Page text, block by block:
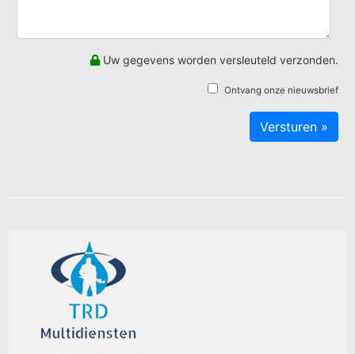
Uw gegevens worden versleuteld verzonden.
Ontvang onze nieuwsbrief